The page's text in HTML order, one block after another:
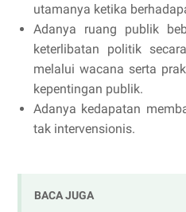
utamanya ketika
Adanya ruang publik
keterlibatan politik
melalui wacana serta
kepentingan publik.
Adanya kedapatan
tak intervensionis.
BACA JUGA